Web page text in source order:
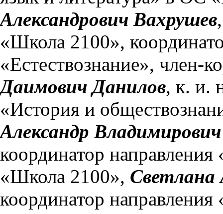
Александрович Вахрушев
«Школа 2100»,
«Естествознание»,
Даимович Данилов, к. и.
«История и
Александр
координатор
«Школа 2100», Светлана
координатор